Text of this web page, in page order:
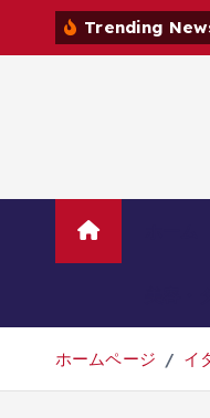
Trending
ホームページ イ